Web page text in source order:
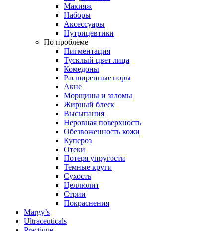
Макияж
Наборы
Аксессуары
Нутрицевтики
По проблеме
Пигментация
Тусклый цвет лица
Комедоны
Расширенные поры
Акне
Морщины и заломы
Жирный блеск
Высыпания
Неровная поверхность
Обезвоженность кожи
Купероз
Отеки
Потеря упругости
Темные круги
Сухость
Целлюлит
Стрии
Покраснения
Margy’s
Ultraceuticals